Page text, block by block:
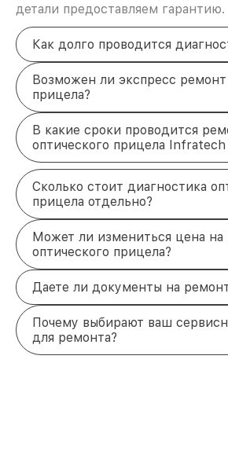
детали предоставляем гарантию.
Как долго проводится
Возможен ли экспресс ремонт
прицела?
В какие сроки проводится
оптического прицела Infratech
Сколько стоит диагностика
прицела отдельно?
Может ли измениться цена на
оптического прицела?
Даете ли документы на
Почему выбирают ваш
для ремонта?